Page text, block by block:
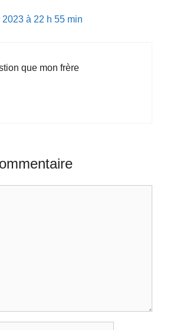
à 22 h 55 min
que mon frère